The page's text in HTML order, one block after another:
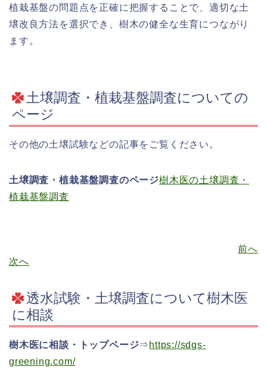
植栽基盤の問題点を正確に把握することで、適切な土
壌改良方法を選択でき、樹木の健全な生育につながり
ます。
土壌調査・植栽基盤調査についての
ページ
その他の土壌試験などの記事をご覧ください。
土壌調査・植栽基盤調査のページ樹木医の土壌調査・
植栽基盤調査
前へ
次へ
透水試験・土壌調査について樹木医
に相談
樹木医に相談・トップページ⇒ https://sdgs-
greening.com/